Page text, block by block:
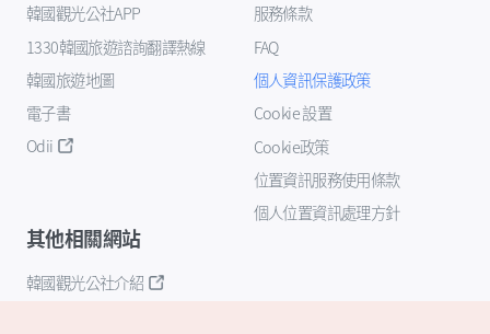
韓國觀光公社APP
1330韓國旅遊諮詢翻譯熱線
韓國旅遊地圖
電子書
Odii
服務條款
FAQ
個人資訊保護政策
Cookie 設置
Cookie政策
位置資訊服務使用條款
個人位置資訊處理方針
其他相關網站
韓國觀光公社介紹